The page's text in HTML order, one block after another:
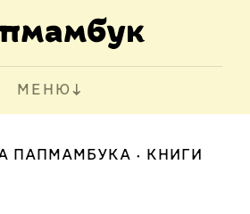
МЕНЮ
ПАПМАМБУКА КНИГИ